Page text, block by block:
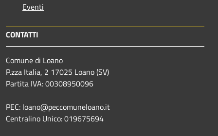
Eventi
CONTATTI
Comune di Loano
P.zza Italia, 2 17025 Loano (SV)
Partita IVA: 00308950096
PEC: loano@peccomuneloano.it
Centralino Unico: 019675694